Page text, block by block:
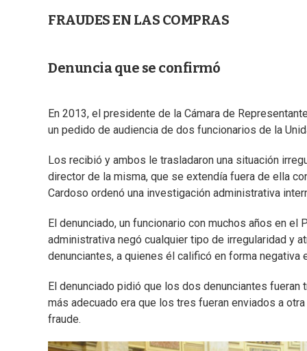
FRAUDES EN LAS COMPRAS
Denuncia que se confirmó
En 2013, el presidente de la Cámara de
un pedido de audiencia de dos funcionarios de la
Los recibió y ambos le trasladaron una situación
director de la misma, que se extendía fuera de ella
Cardoso ordenó una investigación administrativa
El denunciado, un funcionario con muchos años en
administrativa negó cualquier tipo de irregularidad y
denunciantes, a quienes él calificó en forma negativa
El denunciado pidió que los dos denunciantes
más adecuado era que los tres fueran enviados a
fraude.